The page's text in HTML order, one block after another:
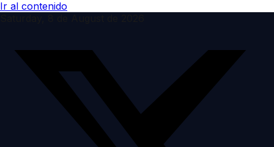
Ir al contenido